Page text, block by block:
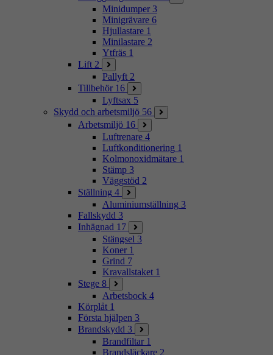
Minidumper 3
Minigrävare 6
Hjullastare 1
Minilastare 2
Ytfräs 1
Lift 2
Pallyft 2
Tillbehör 16
Lyftsax 5
Skydd och arbetsmiljö 56
Arbetsmiljö 16
Luftrenare 4
Luftkonditionering 1
Kolmonoxidmätare 1
Stämp 3
Väggstöd 2
Ställning 4
Aluminiumställning 3
Fallskydd 3
Inhägnad 17
Stängsel 3
Koner 1
Grind 7
Kravallstaket 1
Stege 8
Arbetsbock 4
Körplåt 1
Första hjälpen 3
Brandskydd 3
Brandfiltar 1
Brandsläckare 2